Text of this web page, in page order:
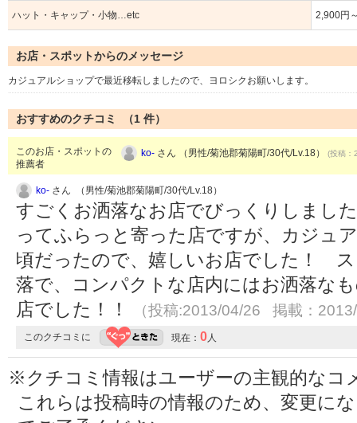
ハット・キャップ・小物…etc 2,900円
お店・スポットからのメッセージ
カジュアルショップで最近移転しましたので、ヨロシクお願いします。
おすすめのクチコミ （1 件）
このお店・スポットの
推薦者
ko- さん （男性/菊池郡菊陽町/30代/Lv.18） (投稿
ko- さん （男性/菊池郡菊陽町/30代/Lv.18）
すごくお洒落なお店でびっくりしまし
ってふらっと寄った店ですが、カジュ
頃だったので、嬉しいお店でした！
落で、コンパクトな店内にはお洒落な
店でした！！
（投稿:2013/04/26 掲載：
このクチコミに 現在： 0人
※クチコミ情報はユーザーの主観的なコ
これらは投稿時の情報のため、変更に